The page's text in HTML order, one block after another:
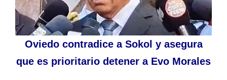
Oviedo contradice a Sokol y asegura
que es prioritario detener a Evo Morales